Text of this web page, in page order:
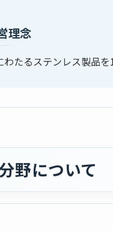
理念
わたるステンレス製品を
野について